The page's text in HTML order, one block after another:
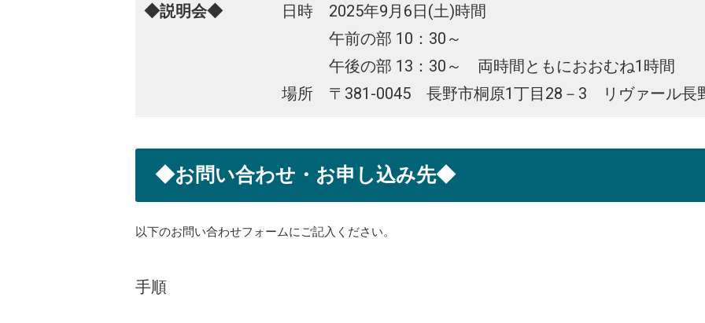
◆説明会◆
日時 2025年9月6日(土)時間
午前の部 10：30～
午後の部 13：30～ 両時間ともにおおむね1時間
場所 〒381-0045 長野市桐原1丁目28－3 リヴァール長
◆お問い合わせ・お申し込み先◆
以下のお問い合わせフォームにご記入ください。
手順